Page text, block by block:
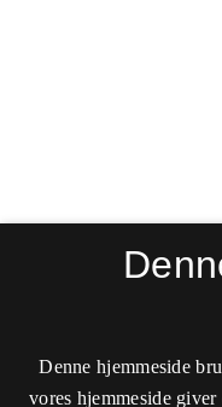
Denne hjemmeside
vores hjemmeside